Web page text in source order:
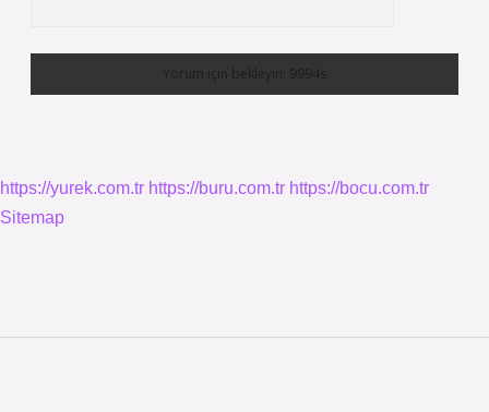
https://yurek.com.tr https://buru.com.tr https://bocu.com.tr
Sitemap